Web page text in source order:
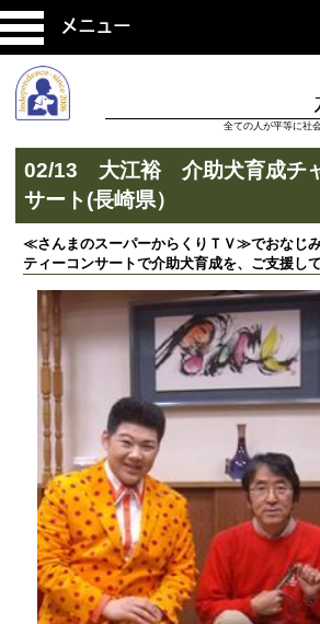
メニュー
全ての人が平等に社
02/13 大江裕 介助犬育成チ
サート(長崎県）
≪さんまのスーパーからくりＴＶ≫でおなじ
ティーコンサートで介助犬育成を、ご支援し